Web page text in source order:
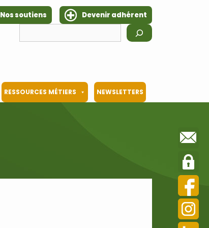
Nos soutiens
Devenir adhérent
RESSOURCES MÉTIERS NEWSLETTERS